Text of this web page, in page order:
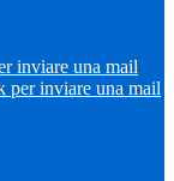
inviare una mail
per inviare una mail